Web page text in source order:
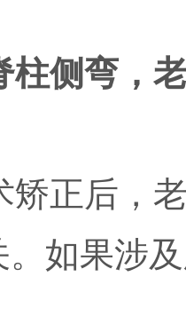
柱侧弯，
正后，
如果涉